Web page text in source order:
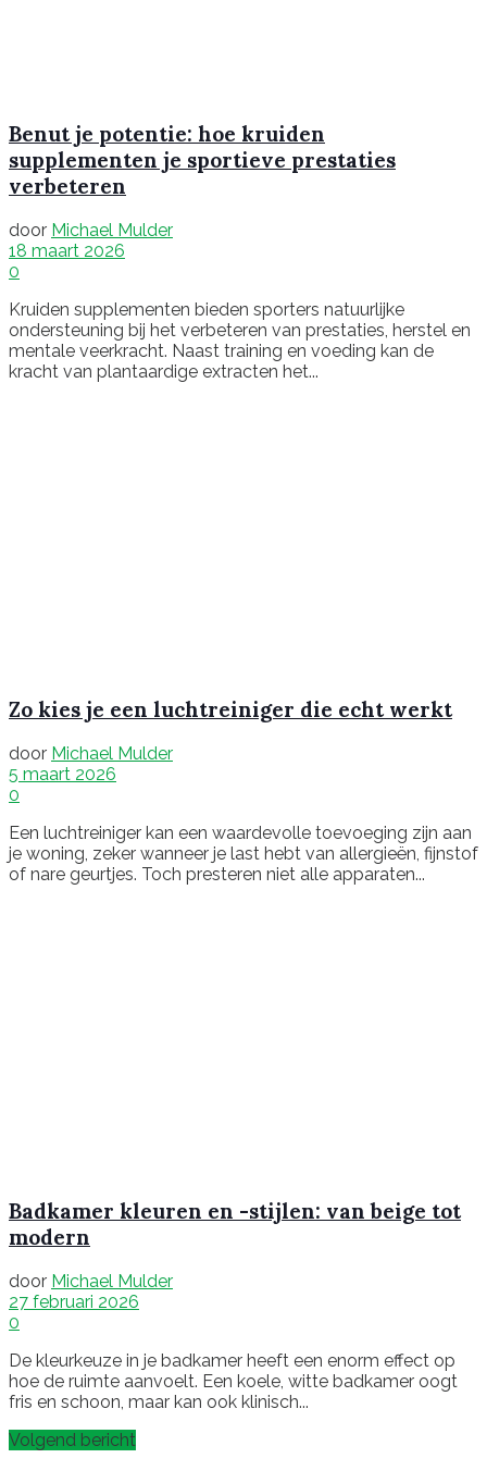
Benut je potentie: hoe kruiden
supplementen je sportieve prestaties
verbeteren
door Michael Mulder
18 maart 2026
0
Kruiden supplementen bieden sporters natuurlijke
ondersteuning bij het verbeteren van prestaties, herstel en
mentale veerkracht. Naast training en voeding kan de
kracht van plantaardige extracten het...
Zo kies je een luchtreiniger die echt werkt
door Michael Mulder
5 maart 2026
0
Een luchtreiniger kan een waardevolle toevoeging zijn aan
je woning, zeker wanneer je last hebt van allergieën, fijnstof
of nare geurtjes. Toch presteren niet alle apparaten...
Badkamer kleuren en -stijlen: van beige tot
modern
door Michael Mulder
27 februari 2026
0
De kleurkeuze in je badkamer heeft een enorm effect op
hoe de ruimte aanvoelt. Een koele, witte badkamer oogt
fris en schoon, maar kan ook klinisch...
Volgend bericht